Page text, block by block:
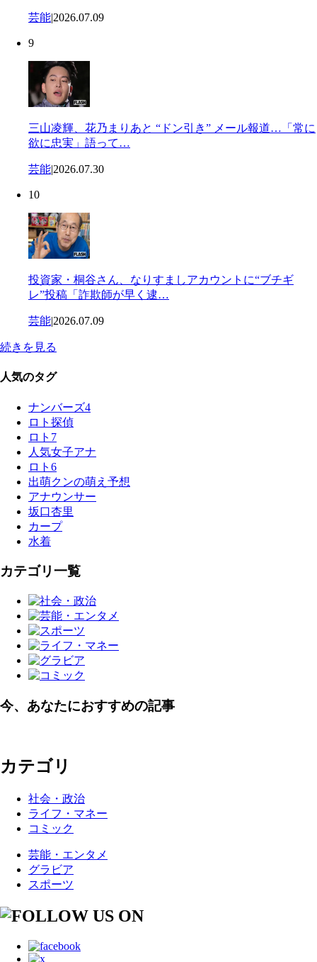
芸能|2026.07.09
9
三山凌輝、花乃まりあと “ドン引き” メール報道…「常に
欲に忠実」語って…
芸能|2026.07.30
10
投資家・桐谷さん、なりすましアカウントに“ブチギ
レ”投稿「詐欺師が早く逮…
芸能|2026.07.09
続きを見る
人気のタグ
ナンバーズ4
ロト探偵
ロト7
人気女子アナ
ロト6
出萌クンの萌え予想
アナウンサー
坂口杏里
カープ
水着
カテゴリ一覧
今、あなたにおすすめの記事
カテゴリ
社会・政治
ライフ・マネー
コミック
芸能・エンタメ
グラビア
スポーツ